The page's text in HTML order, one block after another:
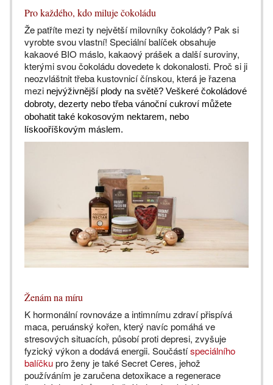
Pro každého, kdo miluje čokoládu
Že patříte mezi ty největší milovníky čokolády? Pak si
vyrobte svou vlastní! Speciální balíček obsahuje
kakaové BIO máslo, kakaový prášek a další suroviny,
kterými svou čokoládu dovedete k dokonalosti. Proč si ji
neozvláštnit třeba kustovnicí čínskou, která je řazena
mezi nejvýživnější plody na světě? Veškeré čokoládové
dobroty, dezerty nebo třeba vánoční cukroví můžete
obohatit také kokosovým nektarem, nebo
lískooříškovým máslem.
Ženám na míru
K hormonální rovnováze a intimnímu zdraví přispívá
maca, peruánský kořen, který navíc pomáhá ve
stresových situacích, působí proti depresi, zvyšuje
fyzický výkon a dodává energii. Součástíspeciálního
balíčkupro ženy je také Secret Ceres, jehož
používáním je zaručena detoxikace a regenerace